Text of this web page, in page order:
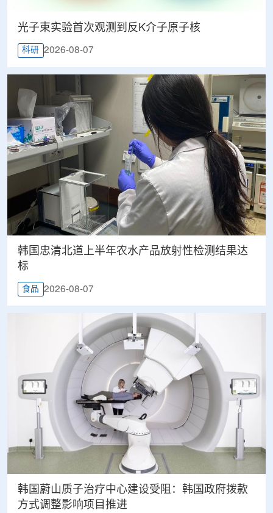
光子束实验首次观测到反K介子原子核
科研 2026-08-07
韩国忠清北道上半年农水产品放射性检测结果达
标
食品 2026-08-07
韩国蔚山质子治疗中心建设受阻：韩国政府拨款
方式调整影响项目推进